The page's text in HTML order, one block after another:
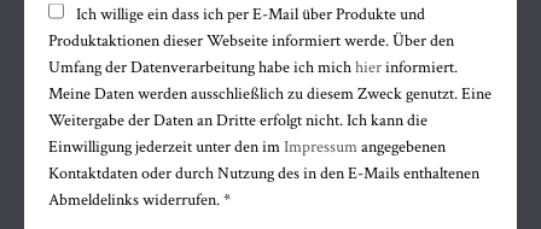
9.30 bis 12.30 uhr
14.15 bis 18.00 uhr
Sa 9.30 bis 12.30 uhr
Mi Nachmittag geschlossen
KONTAKT
Ich willige ein dass ich per E-Mail über Produkte und
Produktaktionen dieser Webseite informiert werde. Über den
Umfang der Datenverarbeitung habe ich mich hierinformiert.
Meine Daten werden ausschließlich zu diesem Zweck genutzt. Eine
Weitergabe der Daten an Dritte erfolgt nicht. Ich kann die
Einwilligung jederzeit unter den im Impressum angegebenen
Kontaktdaten oder durch Nutzung des in den E-Mails enthaltenen
Abmeldelinks widerrufen. *